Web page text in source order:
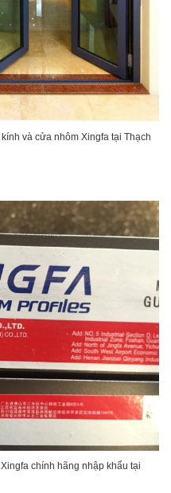
và cửa nhôm Xingfa tại Thạch
chính hãng nhập khẩu tại